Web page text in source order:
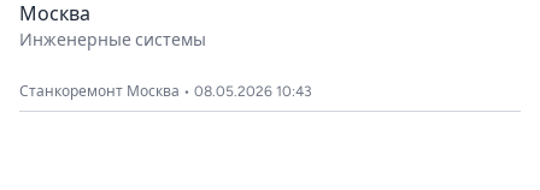
Москва
Инженерные системы
Станкоремонт Москва • 08.05.2026 10:43